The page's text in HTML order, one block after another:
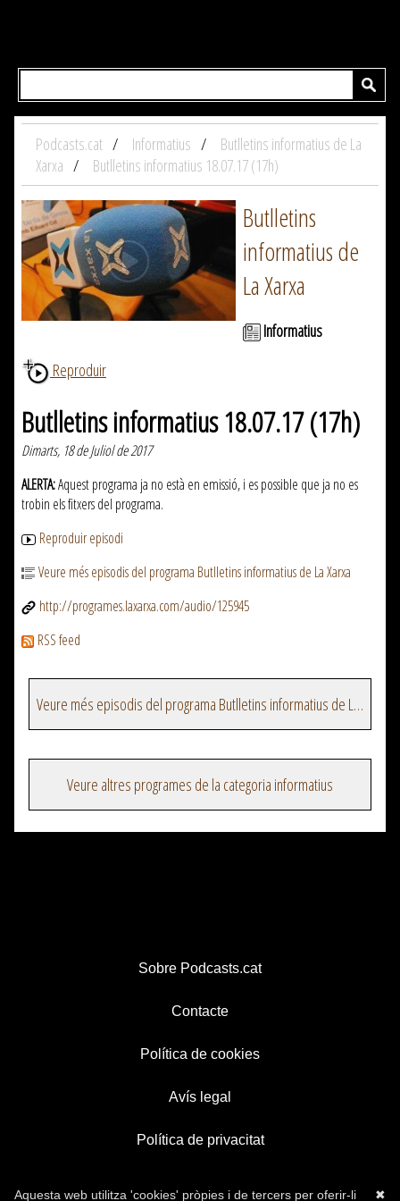
Podcasts.cat Informatius
Butlletins informatius de La
Xarxa
Butlletins informatius 18.07.17 (17h)
Butlletins
informatius de
La Xarxa
Informatius
Reproduir
Butlletins informatius 18.07.17 (17h)
Dimarts, 18 de Juliol de 2017
ALERTA:Aquest programa ja no està en emissió, i es possible que ja no es
trobin els fitxers del programa.
Reproduir episodi
Veure més episodis del programa Butlletins informatius de La Xarxa
http://programes.laxarxa.com/audio/125945
RSS feed
Veure més episodis del programa Butlletins informatius de La Xarxa
Veure altres programes de la categoria informatius
Sobre Podcasts.cat
Contacte
Política de cookies
Avís legal
Política de privacitat
✖
Aquesta web utilitza 'cookies' pròpies i de tercers per oferir-li